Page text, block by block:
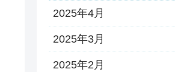
2025年4月
2025年3月
2025年2月